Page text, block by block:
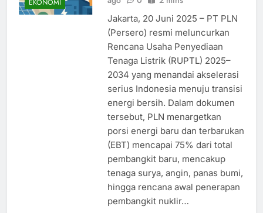
EKONOMI
Jakarta, 20 Juni 2025 – PT PLN
(Persero) resmi meluncurkan
Rencana Usaha Penyediaan
Tenaga Listrik (RUPTL) 2025–
2034 yang menandai akselerasi
serius Indonesia menuju transisi
energi bersih. Dalam dokumen
tersebut, PLN menargetkan
porsi energi baru dan terbarukan
(EBT) mencapai 75% dari total
pembangkit baru, mencakup
tenaga surya, angin, panas bumi,
hingga rencana awal penerapan
pembangkit nuklir…